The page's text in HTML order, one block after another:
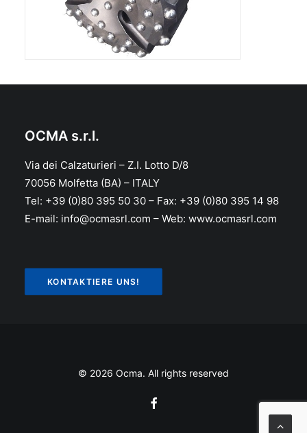
OCMA s.r.l.
Via dei Calzaturieri – Z.I. Lotto D/8
70056 Molfetta (BA) – ITALY
Tel: +39 (0)80 395 50 30 – Fax: +39 (0)80 395 14 98
E-mail: info@ocmasrl.com – Web: www.ocmasrl.com
KONTAKTIERE UNS!
© 2026 Ocma. All rights reserved